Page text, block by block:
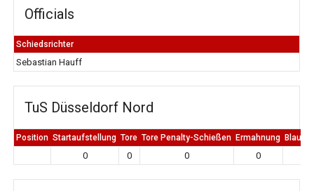
Officials
Schiedsrichter
Sebastian Hauff
TuS Düsseldorf Nord
Position Startaufstellung Tore Tore Penalty-Schießen Ermahnung Blaue
0 0 0 0